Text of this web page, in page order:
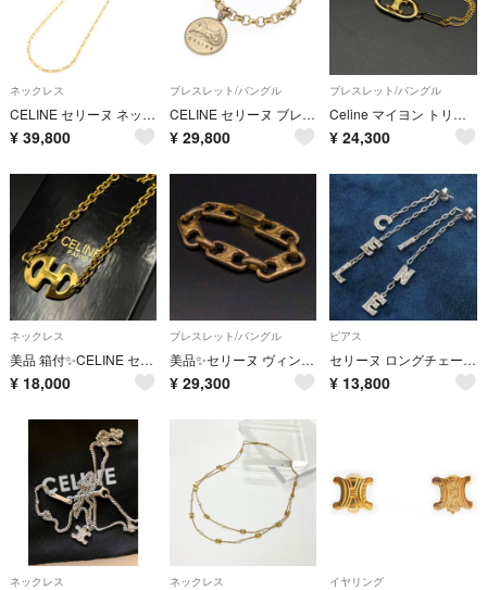
ネックレス
CELINE セリーヌ ネックレス ゴールド 【古着】【中古】【送料無料】
¥ 39,800
ブレスレット/バングル
CELINE セリーヌ ブレスレット・バングル ゴールド 【古着】【中古】【送料無料】
¥ 29,800
ブレスレット/バングル
Celine マイヨン トリオンフ ゴールド金具 ダブルチェーンブレスレット
¥ 24,300
ネックレス
美品 箱付✨CELINE セリーヌ ヴィンテージ ネックレス ホースビット 希少
¥ 18,000
ブレスレット/バングル
美品✨セリーヌ ヴィンテージ マカダム ゴールド ブレスレット トリオンフ
¥ 29,300
ピアス
セリーヌ ロングチェーン ピアス ロゴ クリアストーン/24-4728S
¥ 13,800
ネックレス ネックレス イヤリング